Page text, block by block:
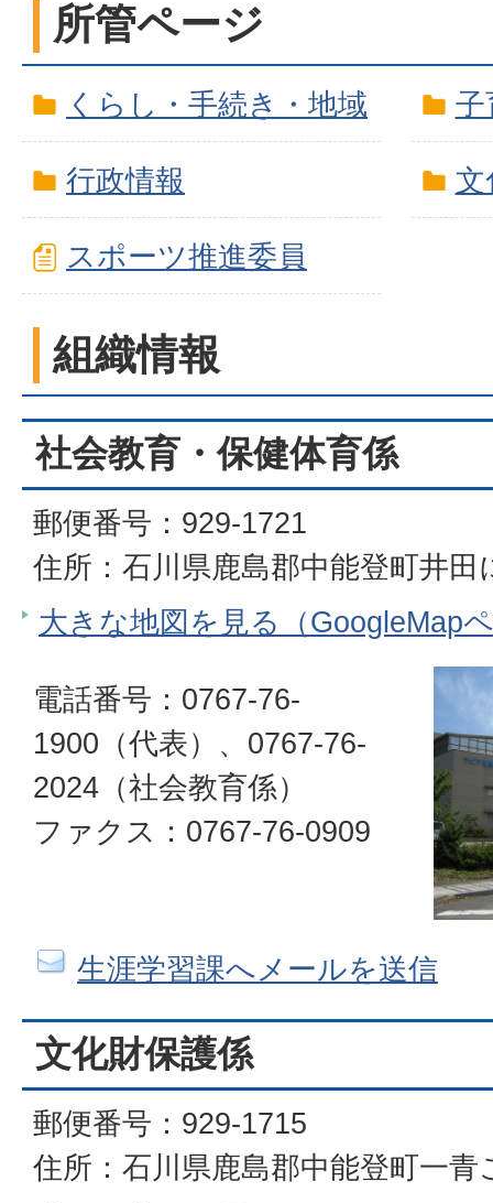
所管ページ
くらし・手続き・地域 子
行政情報 文
スポーツ推進委員
組織情報
社会教育・保健体育係
郵便番号：929-1721
住所：石川県鹿島郡中能登町井田
大きな地図を見る（GoogleMap
電話番号：0767-76-
1900（代表）、0767-76-
2024（社会教育係）
ファクス：0767-76-0909
生涯学習課へメールを送信
文化財保護係
郵便番号：929-1715
住所：石川県鹿島郡中能登町一青